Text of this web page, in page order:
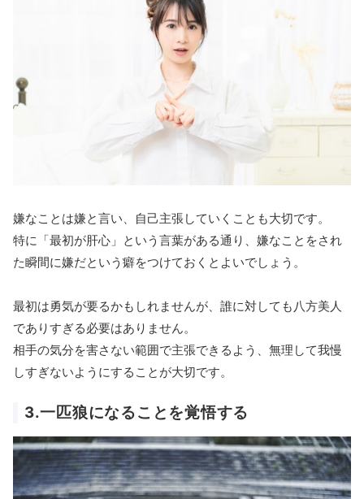
嫌なことは嫌と言い、自己主張していくことも大切です。
特に「最初が肝心」という言葉がある通り、嫌なことをされ
た瞬間に嫌だという癖をつけておくとよいでしょう。
最初は勇気が要るかもしれませんが、誰に対しても八方美人
でありすぎる必要はありません。
相手の気分を害さない範囲で主張できるよう、無理して我慢
しすぎないようにすることが大切です。
3.一匹狼になることを覚悟する